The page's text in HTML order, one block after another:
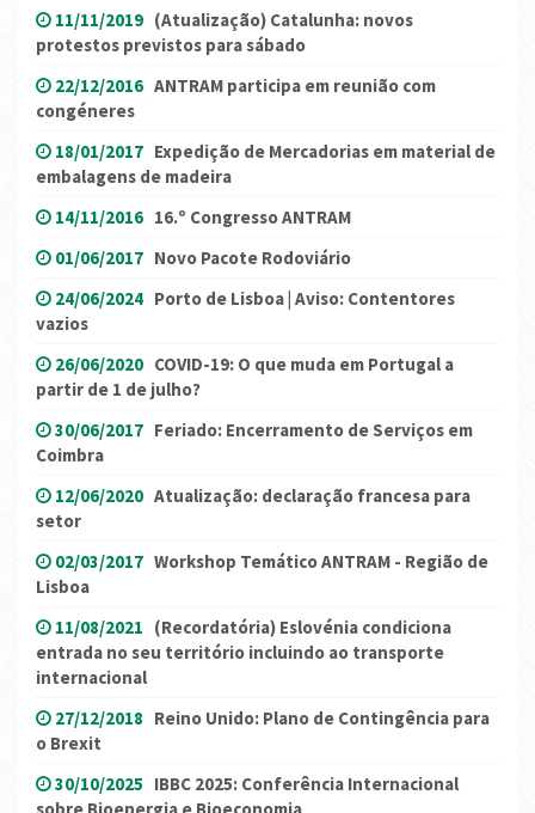
11/11/2019 (Atualização) Catalunha: novos
protestos previstos para sábado
22/12/2016 ANTRAM participa em reunião com
congéneres
18/01/2017 Expedição de Mercadorias em material de
embalagens de madeira
14/11/2016 16.º Congresso ANTRAM
01/06/2017 Novo Pacote Rodoviário
24/06/2024 Porto de Lisboa | Aviso: Contentores
vazios
26/06/2020 COVID-19: O que muda em Portugal a
partir de 1 de julho?
30/06/2017 Feriado: Encerramento de Serviços em
Coimbra
12/06/2020 Atualização: declaração francesa para
setor
02/03/2017 Workshop Temático ANTRAM - Região de
Lisboa
11/08/2021 (Recordatória) Eslovénia condiciona
entrada no seu território incluindo ao transporte
internacional
27/12/2018 Reino Unido: Plano de Contingência para
o Brexit
30/10/2025 IBBC 2025: Conferência Internacional